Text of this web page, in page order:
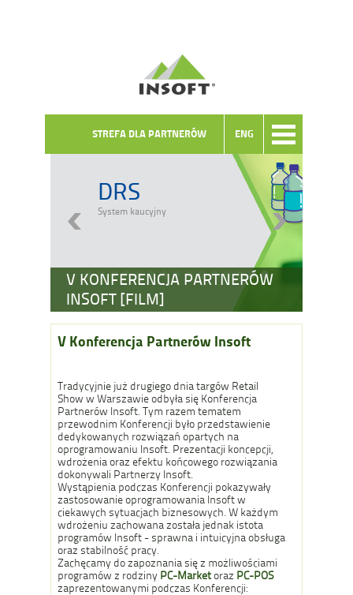
ENG
STREFA DLA PARTNERÓW
V KONFERENCJA PARTNERÓW
INSOFT [FILM]
DRS
System kaucyjny
V Konferencja Partnerów Insoft
Tradycyjnie już drugiego dnia targów Retail
Show w Warszawie odbyła się Konferencja
Partnerów Insoft. Tym razem tematem
przewodnim Konferencji było przedstawienie
dedykowanych rozwiązań opartych na
oprogramowaniu Insoft. Prezentacji koncepcji,
wdrożenia oraz efektu końcowego rozwiązania
dokonywali Partnerzy Insoft.
Wystąpienia podczas Konferencji pokazywały
zastosowanie oprogramowania Insoft w
ciekawych sytuacjach biznesowych. W każdym
wdrożeniu zachowana została jednak istota
programów Insoft - sprawna i intuicyjna obsługa
oraz stabilność pracy.
Zachęcamy do zapoznania się z możliwościami
programów z rodziny PC-Marketoraz PC-POS
zaprezentowanymi podczas Konferencji: